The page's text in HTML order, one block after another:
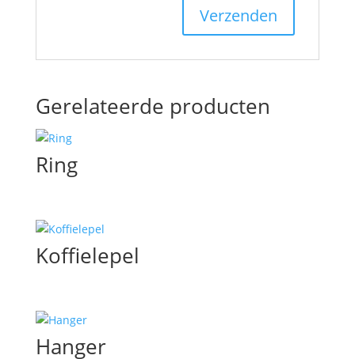
Gerelateerde producten
Ring
Koffielepel
Hanger